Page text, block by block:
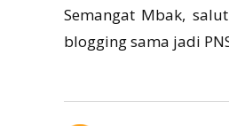
Semangat Mbak,
blogging sama jadi